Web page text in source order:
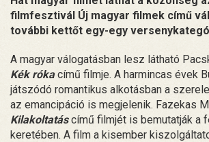
filmfesztivál Új magyar filmek című
további kettőt egy-egy
A magyar válogatásban lesz látható
Kék rókacímű filmje. A harmincas évek
játszódó romantikus alkotásban a
az emancipáció is megjelenik. Fazekas
Kilakoltatás című filmjét is bemutatják a
keretében. A film a kisember